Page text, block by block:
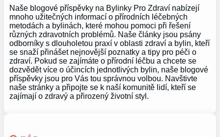
Naše blogové příspěvky na Bylinky Pro Zdraví nabízejí
mnoho užitečných informací o přírodních léčebných
metodách a bylinách, které mohou pomoci při řešení
různých zdravotních problémů. Naše články jsou psány
odborníky s dlouholetou praxí v oblasti zdraví a bylin, kteří
se snaží přinášet nejnovější poznatky a tipy pro péči o
zdraví. Pokud se zajímáte o přírodní léčbu a chcete se
dozvědět více o účincích jednotlivých bylin, naše blogové
příspěvky jsou pro Vás tou správnou volbou. Navštivte
naše stránky a připojte se k naší komunitě lidí, kteří se
zajímají o zdravý a přirozený životní styl.